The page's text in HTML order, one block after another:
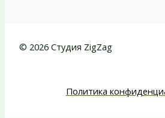
© 2026 Студия ZigZag
Политика